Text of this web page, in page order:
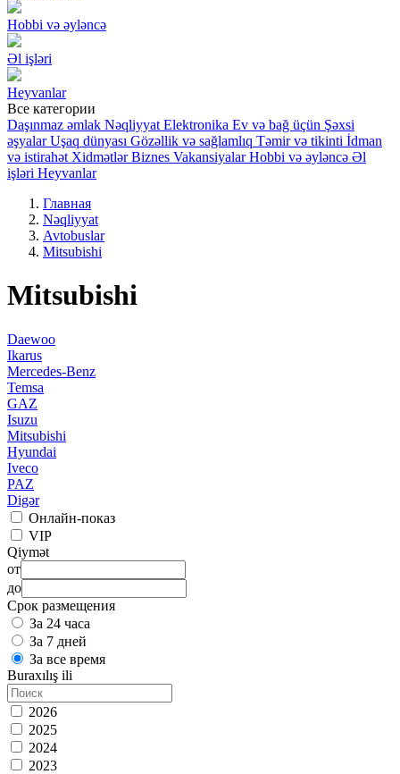
Hobbi və əyləncə
Əl işləri
Heyvanlar
Все категории
Daşınmaz əmlak Nəqliyyat Elektronika Ev və bağ üçün Şəxsi
əşyalar Uşaq dünyası Gözəllik və sağlamlıq Təmir və tikinti İdman
və istirahət Xidmətlər Biznes Vakansiyalar Hobbi və əyləncə Əl
işləri Heyvanlar
Главная
Nəqliyyat
Avtobuslar
Mitsubishi
Mitsubishi
Daewoo
Ikarus
Mercedes-Benz
Temsa
GAZ
Isuzu
Mitsubishi
Hyundai
Iveco
PAZ
Digər
Онлайн-показ
VIP
Qiymət
от
до
Срок размещения
За 24 часа
За 7 дней
За все время
Buraxılış ili
2026
2025
2024
2023